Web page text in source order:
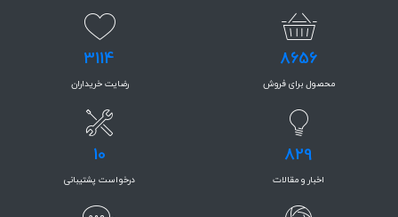
8656
محصول برای فروش
3114
رضایت خریداران
829
اخبار و مقالات
10
درخواست پشتیبانی